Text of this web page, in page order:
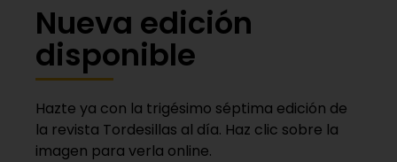
Nueva edición
disponible
Hazte ya con la trigésimo séptima edición de
la revista Tordesillas al día. Haz clic sobre la
imagen para verla online.